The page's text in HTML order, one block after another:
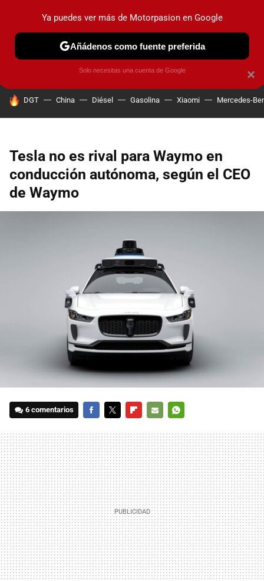
PRUEBAS COCHES ELÉCTRICOS OBSERVATORIO
HOY SE HABLA DE
DGT China Diésel Gasolina Xiaomi Mercedes-
Tesla no es rival para Waymo en
conducción autónoma, según el CEO
de Waymo
6 comentarios
MAIL
×
Ya puedes ver más de Motorpasion en Google
Añádenos como fuente preferida
Solo necesitas una cuenta de Google